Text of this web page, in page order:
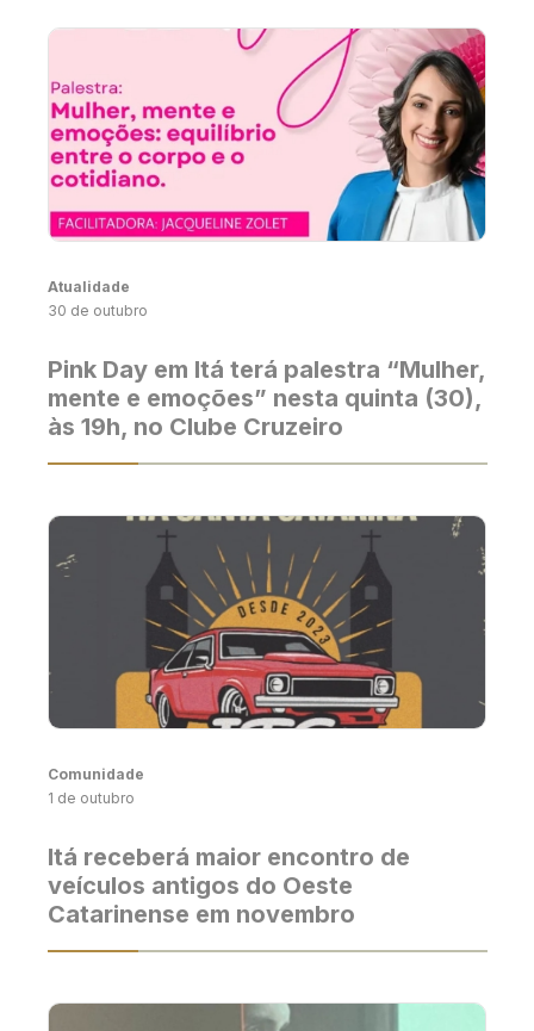
Atualidade
30 de outubro
Pink Day em Itá terá palestra “Mulher,
mente e emoções” nesta quinta (30),
às 19h, no Clube Cruzeiro
Comunidade
1 de outubro
Itá receberá maior encontro de
veículos antigos do Oeste
Catarinense em novembro